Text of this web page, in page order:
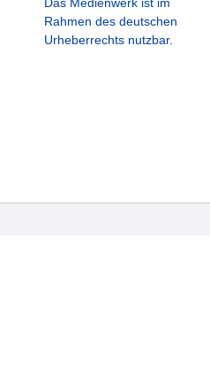
Rahmen des deutschen
Urheberrechts nutzbar.